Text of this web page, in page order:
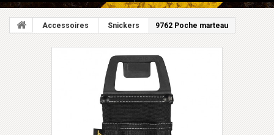
Accessoires Snickers 9762 Poche marteau